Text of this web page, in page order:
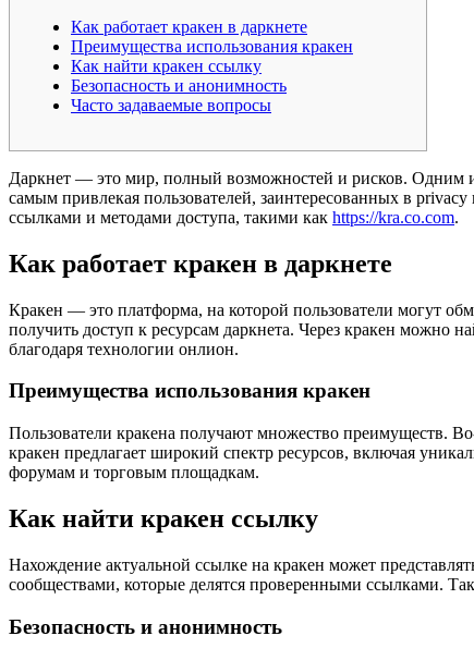
Как работает кракен в даркнете
Преимущества использования кракен
Как найти кракен ссылку
Безопасность и анонимность
Часто задаваемые вопросы
Даркнет — это мир, полный возможностей и рисков. Одним
самым привлекая пользователей, заинтересованных в
ссылками и методами доступа, такими как https://kra.co.com.
Как работает кракен в даркнете
Кракен — это платформа, на которой пользователи могут
получить доступ к ресурсам даркнета. Через кракен можно
благодаря технологии онлион.
Преимущества использования кракен
Пользователи кракена получают множество преимуществ.
кракен предлагает широкий спектр ресурсов, включая
форумам и торговым площадкам.
Как найти кракен ссылку
Нахождение актуальной ссылке на кракен может
сообществами, которые делятся проверенными ссылками.
Безопасность и анонимность